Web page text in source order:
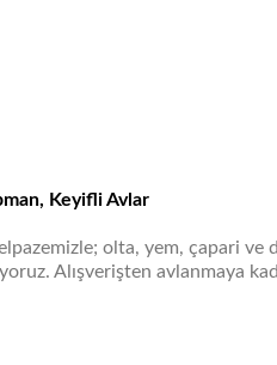
Keyifli Avlar
olta, yem, çapari ve
Alışverişten avlanmaya